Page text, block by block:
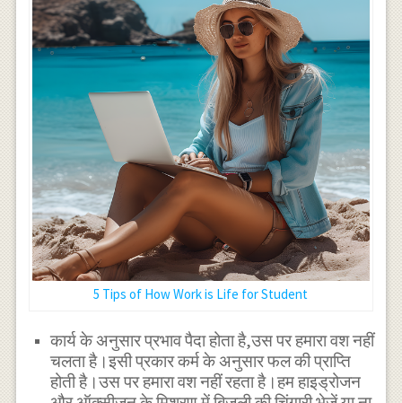
5 Tips of How Work is Life for Student
कार्य के अनुसार प्रभाव पैदा होता है,उस पर हमारा वश नहीं
चलता है।इसी प्रकार कर्म के अनुसार फल की प्राप्ति
होती है।उस पर हमारा वश नहीं रहता है।हम हाइड्रोजन